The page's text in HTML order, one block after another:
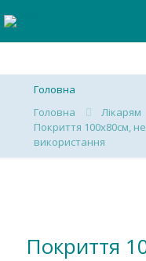
Головна
Головна
Лікарям
Покриття 100х80см,
використання
Покриття